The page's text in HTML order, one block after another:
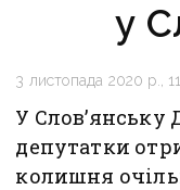
у
3 листопада 2020 р.,
У Слов’янську
депутатки
колишня